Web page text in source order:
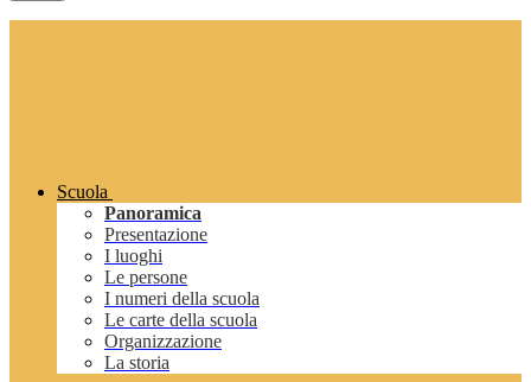
Scuola
Panoramica
Presentazione
I luoghi
Le persone
I numeri della scuola
Le carte della scuola
Organizzazione
La storia